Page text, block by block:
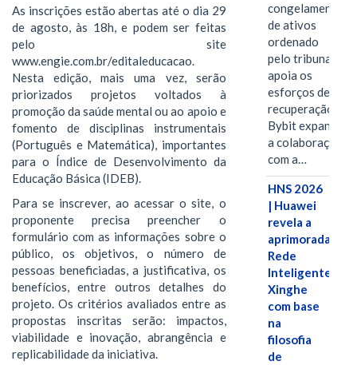
As inscrições estão abertas até o dia 29
de agosto, às 18h, e podem ser feitas
pelo site
www.engie.com.br/editaleducacao.
Nesta edição, mais uma vez, serão
priorizados projetos voltados à
promoção da saúde mental ou ao apoio e
fomento de disciplinas instrumentais
(Português e Matemática), importantes
para o Índice de Desenvolvimento da
Educação Básica (IDEB).
Para se inscrever, ao acessar o site, o
proponente precisa preencher o
formulário com as informações sobre o
público, os objetivos, o número de
pessoas beneficiadas, a justificativa, os
benefícios, entre outros detalhes do
projeto. Os critérios avaliados entre as
propostas inscritas serão: impactos,
viabilidade e inovação, abrangência e
replicabilidade da iniciativa.
congelamento
de ativos
ordenado
pelo tribunal
apoia os
esforços de
recuperação e
Bybit expande
a colaboração
com a…
HNS 2026
| Huawei
revela a
aprimorada
Rede
Inteligente
Xinghe
com base
na
filosofia
de